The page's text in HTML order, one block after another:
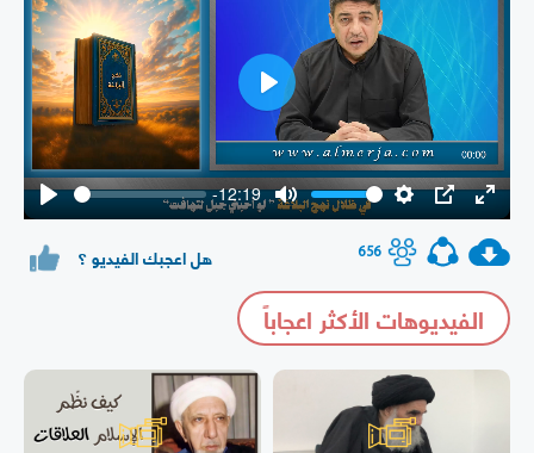
Play
-12:19
Mute
Settings
PIP Enter
Play
656 هل اعجبك الفيديو ؟
الفيديوهات الأكثر اعجاباً